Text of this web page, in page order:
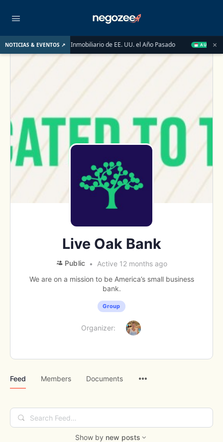
NOTICIAS & EVENTOS ↗
el Mercado Inmobiliario de EE. UU. el Año Pasado AUG 14 ×
Live Oak Bank
Public
Active 12 months ago
We are on a mission to be America’s small business
bank.
Group
Organizer:
Feed Members Documents
Search
Feed…
Show by new posts